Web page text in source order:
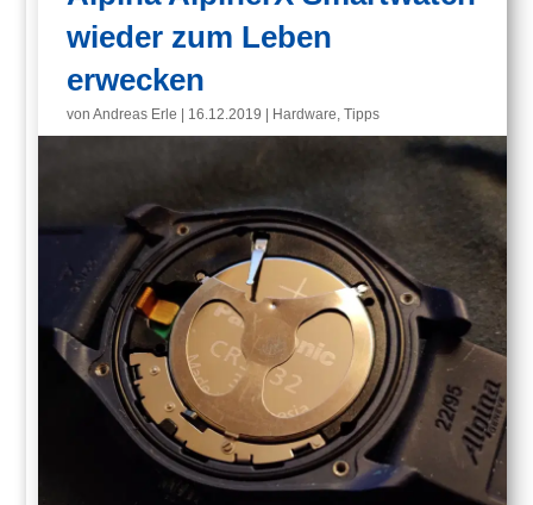
wieder zum Leben
erwecken
vonAndreas Erle 16.12.2019 Hardware,Tipps